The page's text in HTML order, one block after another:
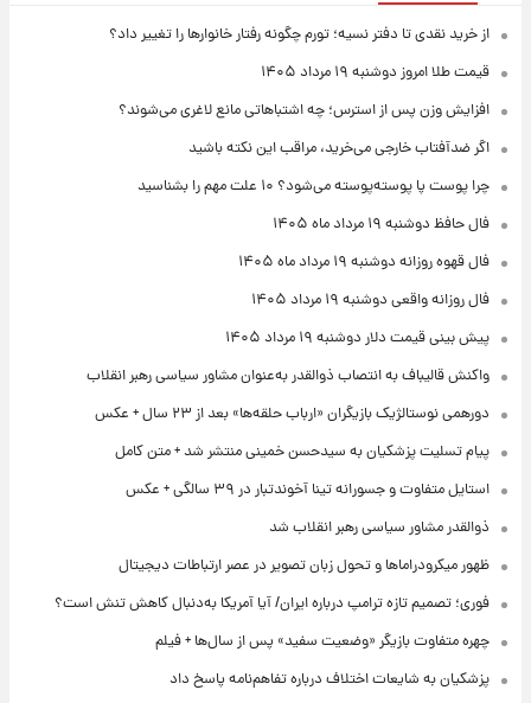
از خرید نقدی تا دفتر نسیه؛ تورم چگونه رفتار خانوارها را تغییر داد؟
قیمت طلا امروز دوشنبه ۱۹ مرداد ۱۴۰۵
افزایش وزن پس از استرس؛ چه اشتباهاتی مانع لاغری می‌شوند؟
اگر ضدآفتاب خارجی می‌خرید، مراقب این نکته باشید
چرا پوست پا پوسته‌پوسته می‌شود؟ ۱۰ علت مهم را بشناسید
فال حافظ دوشنبه ۱۹ مرداد ماه ۱۴۰۵
فال قهوه روزانه دوشنبه ۱۹ مرداد ماه ۱۴۰۵
فال روزانه واقعی دوشنبه ۱۹ مرداد ۱۴۰۵
پیش‌ بینی قیمت دلار دوشنبه ۱۹ مرداد ۱۴۰۵
واکنش قالیباف به انتصاب ذوالقدر به‌عنوان مشاور سیاسی رهبر انقلاب
دورهمی نوستالژیک بازیگران «ارباب حلقه‌ها» بعد از ۲۳ سال + عکس
پیام تسلیت پزشکیان به سیدحسن خمینی منتشر شد + متن کامل
استایل متفاوت و جسورانه تینا آخوندتبار در ۳۹ سالگی + عکس
ذوالقدر مشاور سیاسی رهبر انقلاب شد
ظهور میکرودراماها و تحول زبان تصویر در عصر ارتباطات دیجیتال
فوری؛ تصمیم تازه ترامپ درباره ایران/ آیا آمریکا به‌دنبال کاهش تنش است؟
چهره متفاوت بازیگر «وضعیت سفید» پس از سال‌ها + فیلم
پزشکیان به شایعات اختلاف درباره تفاهم‌نامه پاسخ داد